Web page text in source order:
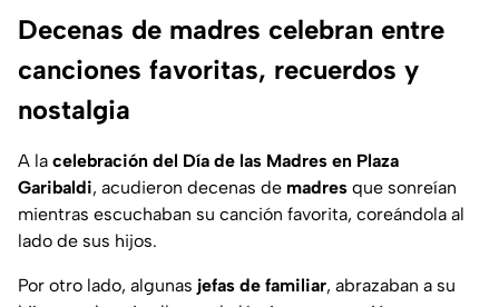
Decenas de madres celebran entre
canciones favoritas, recuerdos y
nostalgia
A la celebración del Día de las Madres en Plaza
Garibaldi, acudieron decenas de madres que sonreían
mientras escuchaban su canción favorita, coreándola al
lado de sus hijos.
Por otro lado, algunas jefas de familiar, abrazaban a su